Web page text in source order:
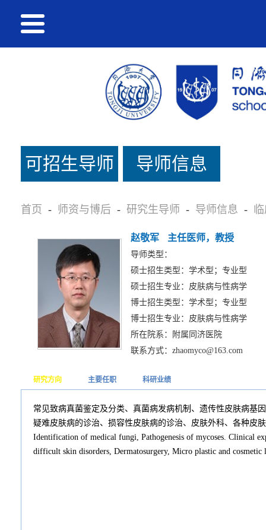
可招生导师
名单
导师信息
首页 - 师资与博后 - 研究生导师 - 导师信息 -
赵敬军 主任医师，教授
导师类型：
硕士招生类型：学术型；专业型
硕士招生专业：皮肤病与性病学
博士招生类型：学术型；专业型
博士招生专业：皮肤病与性病学
所在院系：附属同济医院
联系方式：zhaomyco@163.com
研究方向 主要任职 科研业绩
常见致病真菌鉴定及分类、真菌病发病机制、遗传性皮肤病基
疑难皮肤病的诊治、损容性皮肤病的诊治、皮肤外科、各种皮
Identification of medical fungi, Pathogenesis of mycoses. Clinical
difficult skin disorders, Dermatosurgery, Micro plastic and cosmetic